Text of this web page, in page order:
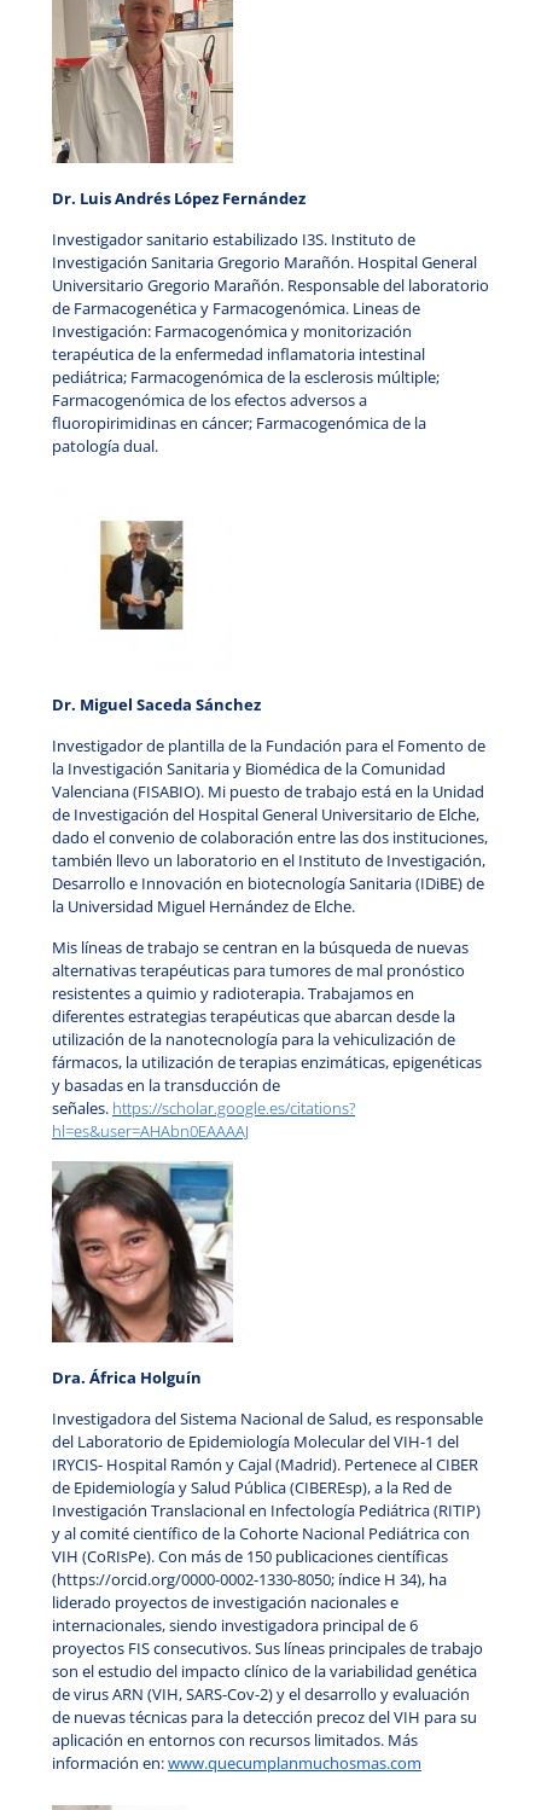
Dr. Luis Andrés López Fernández
Investigador sanitario estabilizado I3S. Instituto de
Investigación Sanitaria Gregorio Marañón. Hospital General
Universitario Gregorio Marañón. Responsable del laboratorio
de Farmacogenética y Farmacogenómica. Lineas de
Investigación: Farmacogenómica y monitorización
terapéutica de la enfermedad inflamatoria intestinal
pediátrica; Farmacogenómica de la esclerosis múltiple;
Farmacogenómica de los efectos adversos a
fluoropirimidinas en cáncer; Farmacogenómica de la
patología dual.
Dr. Miguel Saceda Sánchez
Investigador de plantilla de la Fundación para el Fomento de
la Investigación Sanitaria y Biomédica de la Comunidad
Valenciana (FISABIO). Mi puesto de trabajo está en la Unidad
de Investigación del Hospital General Universitario de Elche,
dado el convenio de colaboración entre las dos instituciones,
también llevo un laboratorio en el Instituto de Investigación,
Desarrollo e Innovación en biotecnología Sanitaria (IDiBE) de
la Universidad Miguel Hernández de Elche.
Mis líneas de trabajo se centran en la búsqueda de nuevas
alternativas terapéuticas para tumores de mal pronóstico
resistentes a quimio y radioterapia. Trabajamos en
diferentes estrategias terapéuticas que abarcan desde la
utilización de la nanotecnología para la vehiculización de
fármacos, la utilización de terapias enzimáticas, epigenéticas
y basadas en la transducción de
señales. https://scholar.google.es/citations?
hl=es&user=AHAbn0EAAAAJ
Dra. África Holguín
Investigadora del Sistema Nacional de Salud, es responsable
del Laboratorio de Epidemiología Molecular del VIH-1 del
IRYCIS- Hospital Ramón y Cajal (Madrid). Pertenece al CIBER
de Epidemiología y Salud Pública (CIBEREsp), a la Red de
Investigación Translacional en Infectología Pediátrica (RITIP)
y al comité científico de la Cohorte Nacional Pediátrica con
VIH (CoRIsPe). Con más de 150 publicaciones científicas
(https://orcid.org/0000-0002-1330-8050; índice H 34), ha
liderado proyectos de investigación nacionales e
internacionales, siendo investigadora principal de 6
proyectos FIS consecutivos. Sus líneas principales de trabajo
son el estudio del impacto clínico de la variabilidad genética
de virus ARN (VIH, SARS-Cov-2) y el desarrollo y evaluación
de nuevas técnicas para la detección precoz del VIH para su
aplicación en entornos con recursos limitados. Más
información en:www.quecumplanmuchosmas.com